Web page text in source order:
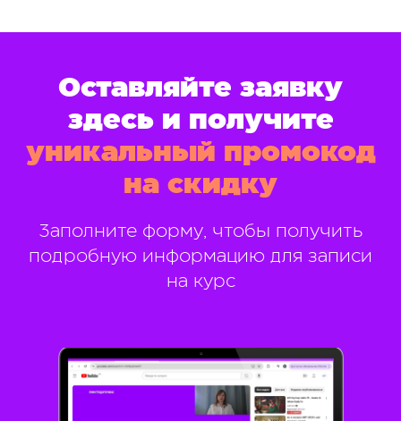
Оставляйте заявку
здесь и получите
уникальный промокод
на скидку
Заполните форму, чтобы получить
подробную информацию для записи
на курс